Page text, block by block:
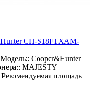
CH-S18FTXAM-
Модель:: Cooper&Hunter
MAJESTY
Рекомендуемая площадь